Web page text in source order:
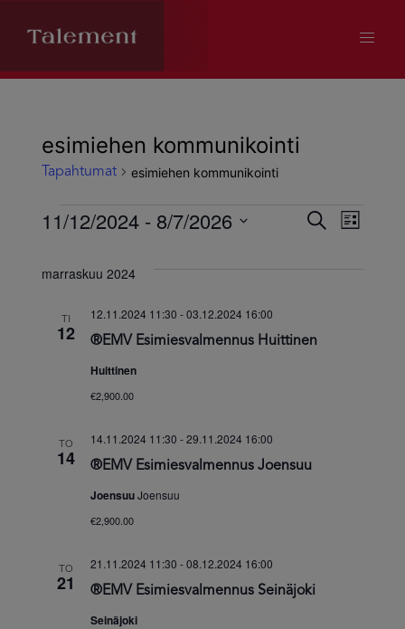
esimiehen kommunikointi
Tapahtumat esimiehen kommunikointi
Tapahtumat
Näkymät
Etsi Lista
11/12/2024 - 8/7/2026
päivä.
marraskuu 2024
TI
12 ®EMV Esimiesvalmennus Huittinen
12.11.2024 11:30 -03.12.2024 16:00
Huittinen
€2,900.00
TO
14 ®EMV Esimiesvalmennus Joensuu
14.11.2024 11:30 -29.11.2024 16:00
JoensuuJoensuu
€2,900.00
TO
21 ®EMV Esimiesvalmennus Seinäjoki
21.11.2024 11:30 -08.12.2024 16:00
Seinäjoki